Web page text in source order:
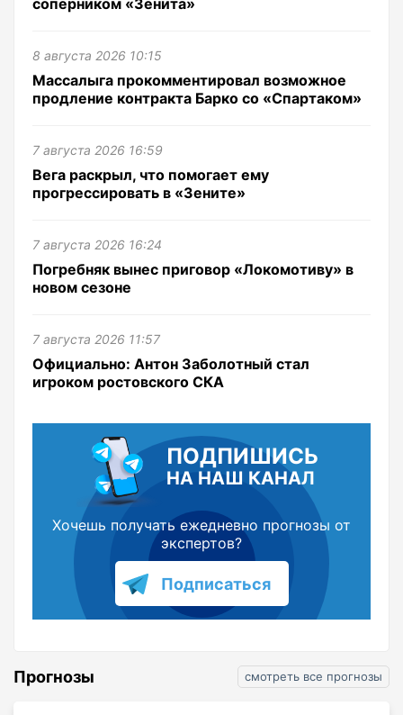
соперником «Зенита»
8 августа 2026 10:15
Массалыга прокомментировал возможное
продление контракта Барко со «Спартаком»
7 августа 2026 16:59
Вега раскрыл, что помогает ему
прогрессировать в «Зените»
7 августа 2026 16:24
Погребняк вынес приговор «Локомотиву» в
новом сезоне
7 августа 2026 11:57
Официально: Антон Заболотный стал
игроком ростовского СКА
ПОДПИШИСЬ
НА НАШ КАНАЛ
Хочешь получать ежедневно прогнозы от
экспертов?
Подписаться
Прогнозы смотреть все прогнозы